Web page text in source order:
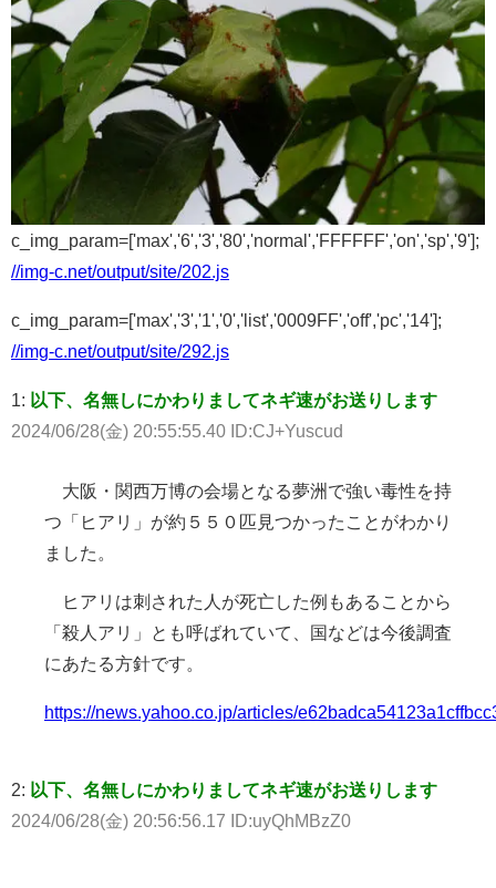
c_img_param=['max','6','3','80','normal','FFFFFF','on','sp','9'];
//img-c.net/output/site/202.js
c_img_param=['max','3','1','0','list','0009FF','off','pc','14'];
//img-c.net/output/site/292.js
1: 以下、名無しにかわりましてネギ速がお送りします
2024/06/28(金) 20:55:55.40 ID:CJ+Yuscud
大阪・関西万博の会場となる夢洲で強い毒性を持
つ「ヒアリ」が約５５０匹見つかったことがわかり
ました。
ヒアリは刺された人が死亡した例もあることから
「殺人アリ」とも呼ばれていて、国などは今後調査
にあたる方針です。
https://news.yahoo.co.jp/articles/
2: 以下、名無しにかわりましてネギ速がお送りします
2024/06/28(金) 20:56:56.17 ID:uyQhMBzZ0